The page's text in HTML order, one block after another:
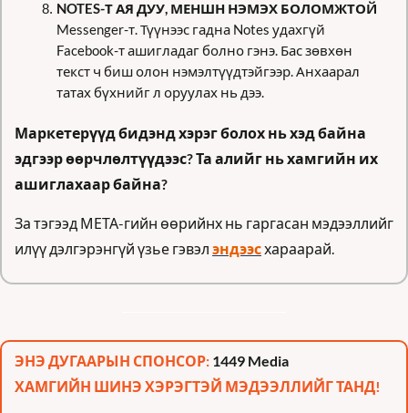
NOTES-Т АЯ ДУУ, МЕНШН НЭМЭХ БОЛОМЖТОЙ
Messenger-т. Түүнээс гадна Notes удахгүй
Facebook-т ашигладаг болно гэнэ. Бас зөвхөн
текст ч биш олон нэмэлтүүдтэйгээр. Анхаарал
татах бүхнийг л оруулах нь дээ.
Маркетерүүд бидэнд хэрэг болох нь хэд байна
эдгээр өөрчлөлтүүдээс? Та алийг нь хамгийн их
ашиглахаар байна?
За тэгээд МЕТА-гийн өөрийнх нь гаргасан мэдээллийг
илүү дэлгэрэнгүй үзье гэвэл эндээс хараарай.
ЭНЭ ДУГААРЫН СПОНСОР: 1449 Media
ХАМГИЙН ШИНЭ ХЭРЭГТЭЙ МЭДЭЭЛЛИЙГ ТАНД!